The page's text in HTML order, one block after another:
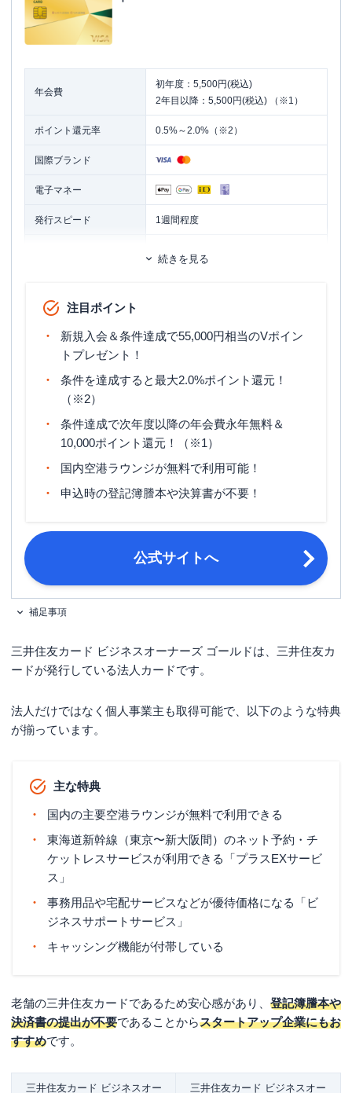
年会費
初年度：5,500円(税込)
2年目以降：5,500円(税込) （※1）
ポイント還元率 0.5%～2.0%（※2）
国際ブランド
電子マネー
発行スピード 1週間程度
ETCカード年会費
ETCカード発行期間 2週間程度
旅行傷害保険
旅行傷害保険（利用付帯）
ポイント名 Vポイント
15日締め・翌月10日支払／月末締
め・翌月26日支払 ※選択可能
申し込み条件
法人代表者の本人確認資料
続きを見る
注目ポイント
新規入会＆条件達成で55,000円相当のVポイン
トプレゼント！
条件を達成すると最大2.0%ポイント還元！
（※2）
条件達成で次年度以降の年会費永年無料＆
10,000ポイント還元！（※1）
国内空港ラウンジが無料で利用可能！
申込時の登記簿謄本や決算書が不要！
公式サイトへ
補足事項
三井住友カード ビジネスオーナーズ ゴールドは、三井住友カ
ードが発行している法人カードです。
法人だけではなく個人事業主も取得可能で、以下のような特典
が揃っています。
主な特典
国内の主要空港ラウンジが無料で利用できる
東海道新幹線（東京〜新大阪間）のネット予約・チ
ケットレスサービスが利用できる「プラスEXサービ
ス」
事務用品や宅配サービスなどが優待価格になる「ビ
ジネスサポートサービス」
キャッシング機能が付帯している
老舗の三井住友カードであるため安心感があり、 登記簿謄本や
決済書の提出が不要であることからスタートアップ企業にもお
すすめです。
三井住友カード ビジネスオー
三井住友カード ビジネスオー